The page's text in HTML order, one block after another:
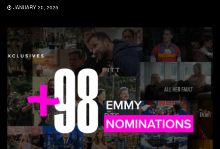
JANUARY 20, 2025